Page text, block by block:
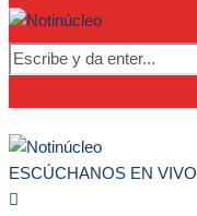
ESCÚCHANOS EN VIVO